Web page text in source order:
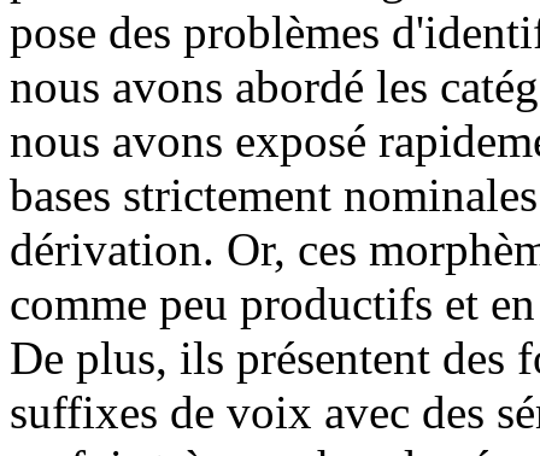
pose des problèmes
nous avons abordé les
nous avons exposé
bases strictement
dérivation. Or, ces
comme peu productifs et
De plus, ils présentent des
suffixes de voix avec des